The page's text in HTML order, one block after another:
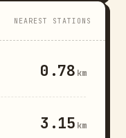
NEAREST STATIONS
0.78 km
3.15 km